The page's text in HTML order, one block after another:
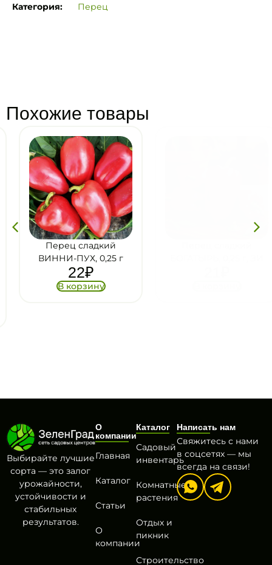
Категория:
Перец
Похожие товары
Перец сладкий
ВИННИ-ПУХ, 0,25 г
22₽
В корзину
Выбирайте лучшие
сорта — это залог
урожайности,
устойчивости и
стабильных
результатов.
О
компании
Главная
Каталог
Статьи
О
компании
Каталог
Садовый
инвентарь
Комнатные
растения
Отдых и
пикник
Строительство
Написать нам
Свяжитесь с нами
в соцсетях — мы
всегда на связи!